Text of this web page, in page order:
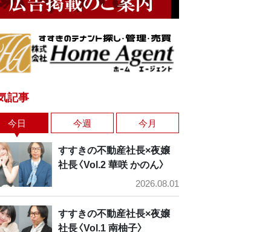
記事
今日 今週 今月
すすきの不動産社長×夜嬢
社長〈Vol.2 華咲 かのん〉
2026.08.01
すすきの不動産社長×夜嬢
社長〈Vol.1 南柚子〉